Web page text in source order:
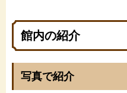
館内の紹介
写真で紹介